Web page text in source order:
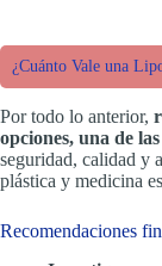
¿Cuánto Vale una
Por todo lo anterior,
opciones, una de
seguridad, calidad y
plástica y medicina
Recomendaciones